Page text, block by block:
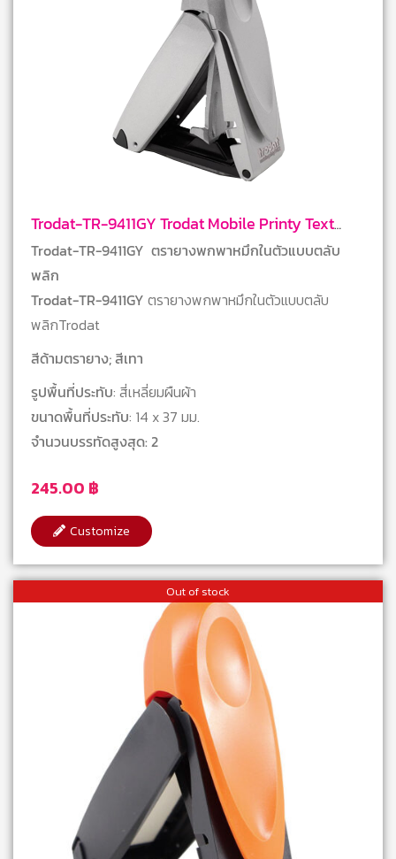
Trodat-TR-9411GY Trodat Mobile Printy Text
Stamps
245.00 ฿
Trodat-TR-9411GY ตรายางพกพาหมึกในตัวแบบตลับ
พลิก
Trodat-TR-9411GY ตรายางพกพาหมึกในตัวแบบตลับ
พลิกTrodat
สีด้ามตรายาง; สีเทา
รูปพื้นที่ประทับ: สี่เหลี่ยมผืนผ้า
ขนาดพื้นที่ประทับ: 14 x 37 มม.
จำนวนบรรทัดสูงสุด: 2
Customize
Out of stock